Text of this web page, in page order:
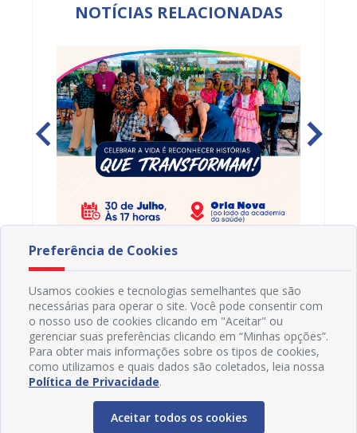
NOTÍCIAS RELACIONADAS
Projua no Social: Prefeitura de Juazeiro
lança Programa Protagonismo 60+ para
idosa
29/07/2026 8H34
Preferência de Cookies
Usamos cookies e tecnologias semelhantes que são
necessárias para operar o site. Você pode consentir com
o nosso uso de cookies clicando em "Aceitar" ou
gerenciar suas preferências clicando em “Minhas opções”.
Para obter mais informações sobre os tipos de cookies,
como utilizamos e quais dados são coletados, leia nossa
Política de Privacidade.
Aceitar todos os cookies